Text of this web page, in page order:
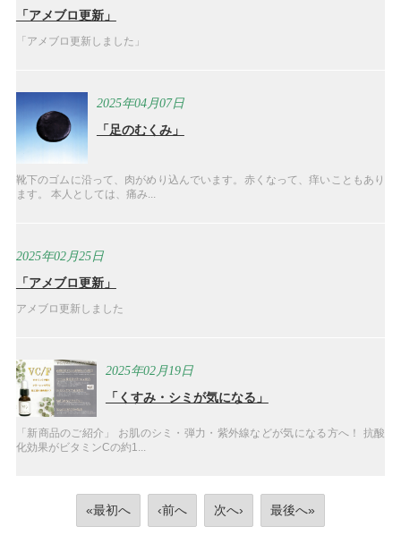
「アメブロ更新」
「アメブロ更新しました」
2025年04月07日
「足のむくみ」
靴下のゴムに沿って、肉がめり込んでいます。赤くなって、痒いこともあり
ます。 本人としては、痛み...
2025年02月25日
「アメブロ更新」
アメブロ更新しました
2025年02月19日
「くすみ・シミが気になる」
「新商品のご紹介」 お肌のシミ・弾力・紫外線などが気になる方へ！ 抗酸
化効果がビタミンCの約1...
«最初へ ‹前へ 次へ› 最後へ»